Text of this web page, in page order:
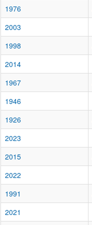
1976
2003
1998
2014
1967
1946
1926
2023
2015
2022
1991
2021